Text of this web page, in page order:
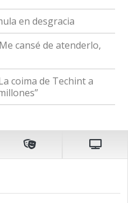
en desgracia
cansé de atenderlo,
coima de Techint a